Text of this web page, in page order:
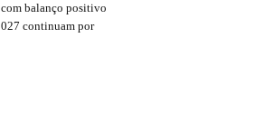
balanço positivo
continuam por